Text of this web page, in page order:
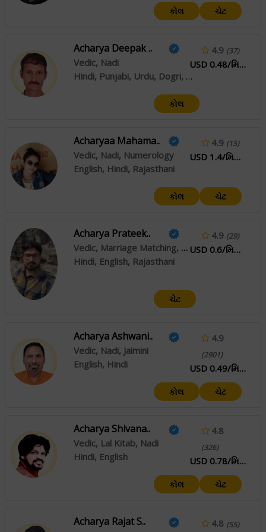
કોલ ચેટ
Acharya Deepak ..
Vedic, Nadi
Hindi, Punjabi, Urdu, Dogri, Kashmiri
4.9 (37)
USD 0.48/મિનિટ
કોલ
Acharyaa Mahama..
Vedic, Nadi, Numerology
English, Hindi, Rajasthani
4.9 (15)
USD 1.4/મિનિટ
કોલ ચેટ
Acharya Prateek..
Vedic, Marriage Matching, Prashna / Horary
Hindi, English, Rajasthani
4.9 (29)
USD 0.6/મિનિટ
ચેટ
Acharya Ashwani..
Vedic, Nadi, Jaimini
English, Hindi
4.9
(2901)
USD 0.49/મિનિટ
કોલ ચેટ
Acharya Shivana..
Vedic, Lal Kitab, Nadi
Hindi, English
4.8
(326)
USD 0.78/મિનિટ
કોલ ચેટ
Acharya Rajat S.. 4.8 (55)